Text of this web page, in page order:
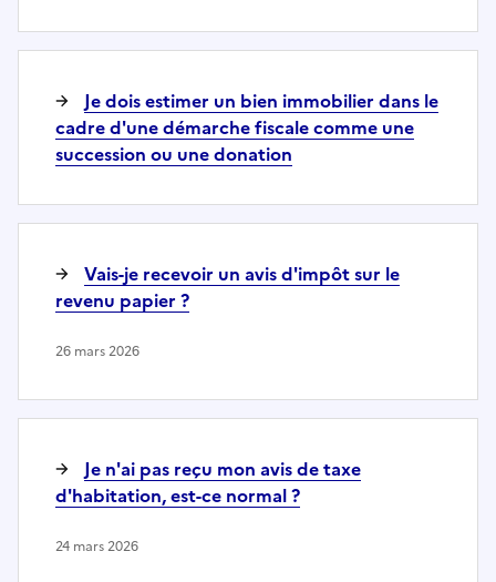
Je dois estimer un bien immobilier dans le
cadre d'une démarche fiscale comme une
succession ou une donation
Vais-je recevoir un avis d'impôt sur le
revenu papier ?
26 mars 2026
Je n'ai pas reçu mon avis de taxe
d'habitation, est-ce normal ?
24 mars 2026